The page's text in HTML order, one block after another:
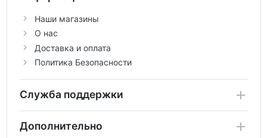
Наши магазины
О нас
Доставка и оплата
Политика Безопасности
Служба поддержки
Дополнительно